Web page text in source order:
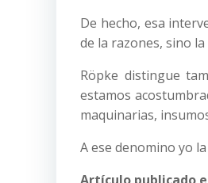
De hecho, esa
de la razones, sino
Röpke distingue
estamos
maquinarias,
A ese denomino yo